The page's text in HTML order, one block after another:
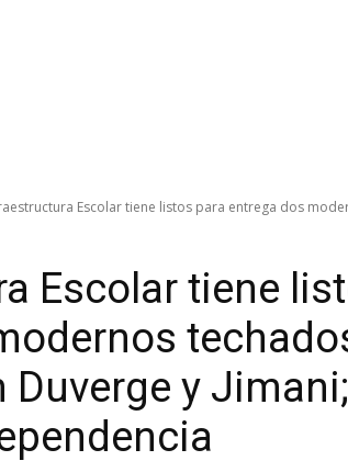
Escolar tiene listos para entrega dos
Escolar tiene
y Jimani;